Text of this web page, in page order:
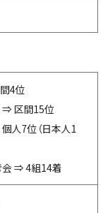
4位
⇒ 区間15位
人7位（日本人1
会 ⇒ 4組14着